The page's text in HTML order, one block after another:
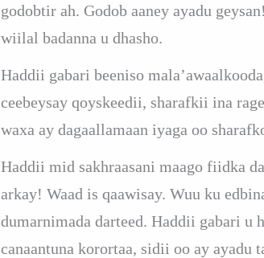
godobtir ah. Godob aaney ayadu
wiilal badanna u dhasho.
Haddii gabari beeniso
ceebeysay qoyskeedii, sharafkii ina
waxa ay dagaallamaan iyaga oo
Haddii mid sakhraasani maago fiidka
arkay! Waad is qaawisay. Wuu ku
dumarnimada darteed. Haddii gabari u
canaantuna korortaa, sidii oo ay